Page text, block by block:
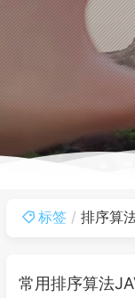
标签 排序算
常用排序算法